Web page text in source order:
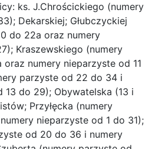
ks. J.Chrościckiego (numery
Dekarskiej; Głubczyckiej
do 22a oraz numery
Kraszewskiego (numery
numery nieparzyste od 11
parzyste od 22 do 34 i
13 do 29); Obywatelska (13 i
Przyłęcka (numery
nieparzyste od 1 do 31);
od 20 do 36 i numery